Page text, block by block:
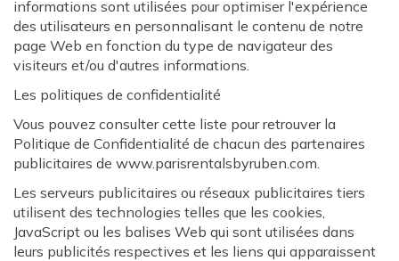
informations sont utilisées pour optimiser l'expérience
des utilisateurs en personnalisant le contenu de notre
page Web en fonction du type de navigateur des
visiteurs et/ou d'autres informations.
Les politiques de confidentialité
Vous pouvez consulter cette liste pour retrouver la
Politique de Confidentialité de chacun des partenaires
publicitaires de www.parisrentalsbyruben.com.
Les serveurs publicitaires ou réseaux publicitaires tiers
utilisent des technologies telles que les cookies,
JavaScript ou les balises Web qui sont utilisées dans
leurs publicités respectives et les liens qui apparaissent